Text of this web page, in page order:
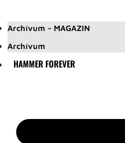
Archívum – MAGAZIN
Archívum
HAMMER FOREVER